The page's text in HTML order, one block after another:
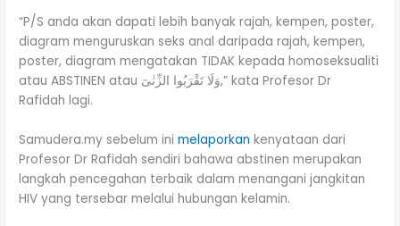
“P/S anda akan dapati lebih banyak rajah, kempen, poster,
diagram menguruskan seks anal daripada rajah, kempen,
poster, diagram mengatakan TIDAK kepada homoseksualiti
atau ABSTINEN atau وَلَا تَقْرَبُوا الزِّنٰىٓ,” kata Profesor Dr
Rafidah lagi.
Samudera.my sebelum inimelaporkan kenyataan dari
Profesor Dr Rafidah sendiri bahawa abstinen merupakan
langkah pencegahan terbaik dalam menangani jangkitan
HIV yang tersebar melalui hubungan kelamin.